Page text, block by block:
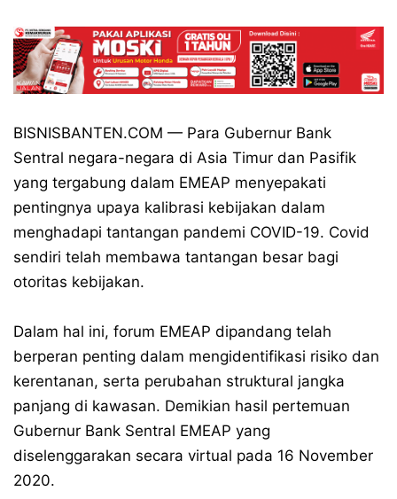
BISNISBANTEN.COM — Para Gubernur Bank
Sentral negara-negara di Asia Timur dan Pasifik
yang tergabung dalam EMEAP menyepakati
pentingnya upaya kalibrasi kebijakan dalam
menghadapi tantangan pandemi COVID-19. Covid
sendiri telah membawa tantangan besar bagi
otoritas kebijakan.
Dalam hal ini, forum EMEAP dipandang telah
berperan penting dalam mengidentifikasi risiko dan
kerentanan, serta perubahan struktural jangka
panjang di kawasan. Demikian hasil pertemuan
Gubernur Bank Sentral EMEAP yang
diselenggarakan secara virtual pada 16 November
2020.